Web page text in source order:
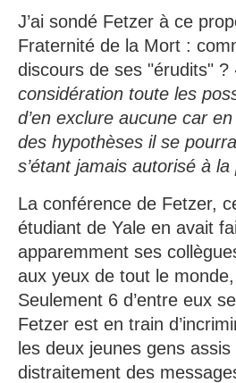
J’ai sondé Fetzer à ce
Fraternité de la Mort :
discours de ses "érudits" ?
considération toute les
d’en exclure aucune car
des hypothèses il se
s’étant jamais autorisé à
La conférence de Fetzer,
étudiant de Yale en avait
apparemment ses
aux yeux de tout le
Seulement 6 d’entre eux
Fetzer est en train
les deux jeunes gens
distraitement des